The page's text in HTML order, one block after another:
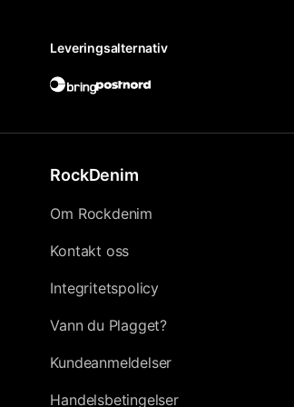
Leveringsalternativ
RockDenim
Om Rockdenim
Kontakt oss
Integritetspolicy
Vann du Plagget?
Kundeanmeldelser
Handelsbetingelser